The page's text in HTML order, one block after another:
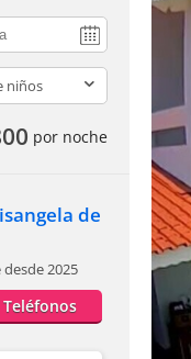
por noche
de
2025
Teléfonos